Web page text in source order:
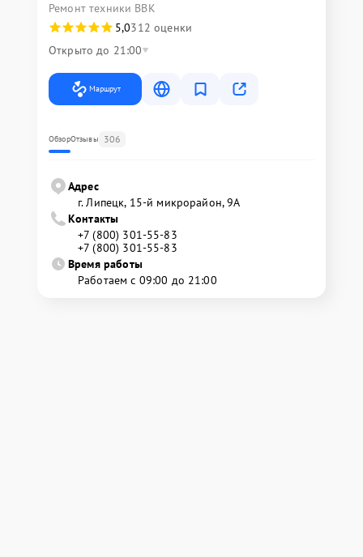
Ремонт техники BBK
5,0312 оценки
Открыто до 21:00
Маршрут
ОбзорОтзывы 306
Адрес
г. Липецк, 15-й микрорайон, 9А
Контакты
+7 (800) 301-55-83
+7 (800) 301-55-83
Время работы
Работаем с 09:00 до 21:00